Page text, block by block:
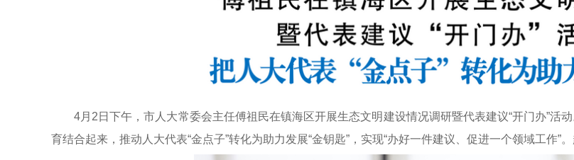
4月2日下午，市人大常委会主任傅祖民在镇海区开展生态文明建设情况调研暨代表建议“开门办”活
育结合起来，推动人大代表“金点子”转化为助力发展“金钥匙”，实现“办好一件建议、促进一个领域工作”